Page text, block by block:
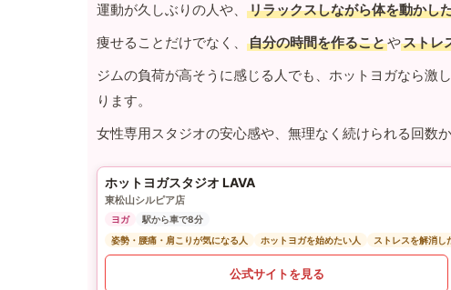
運動が久しぶりの人や、
リラックスしながら体を動かし
痩せることだけでなく、
自分の時間を作ることやストレ
ジムの負荷が高そうに感じる人でも、ホットヨガなら激
ります。
女性専用スタジオの安心感や、無理なく続けられる回数
ホットヨガスタジオ LAVA
東松山シルピア店
ヨガ
駅から車で8分
姿勢・腰痛・肩こりが気になる人
ホットヨガを始めたい人 ストレスを解消し
公式サイトを見る